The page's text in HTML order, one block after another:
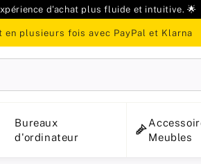
d'achat plus fluide et intuitive. 🌟
en plusieurs fois avec PayPal et Klarna
Bureaux
d'ordinateur
Meubles